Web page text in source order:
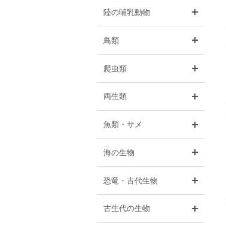
陸の哺乳動物
鳥類
爬虫類
両生類
魚類・サメ
海の生物
恐竜・古代生物
古生代の生物